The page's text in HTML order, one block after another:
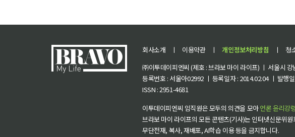
회사소개 ㅣ 이용약관 ㅣ 개인정보처리방침 ㅣ 청
㈜이투데이피엔씨 (제호 : 브라보 마이 라이프) ㅣ 서울시
등록번호 : 서울아02992 ㅣ 등록일자 : 2014.02.04 ㅣ 발행
ISSN : 2951-4681
이투데이피엔씨 임직원은 모두의 의견을 모아언론 윤리강
브라보 마이 라이프의 모든 콘텐츠(기사)는 인터넷신문위
무단전재, 복사, 재배포, AI학습 이용 등을 금지합니다.